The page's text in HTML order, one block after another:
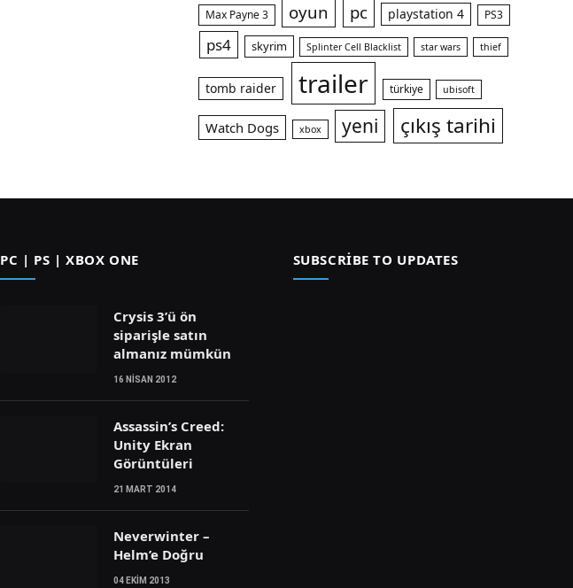
Max Payne 3 oyun pc playstation 4 PS3
ps4 skyrim Splinter Cell Blacklist star wars thief
tomb raider trailer türkiye ubisoft
Watch Dogs xbox yeni çıkış tarihi
PC | PS | XBOX ONE
Crysis 3’ü ön
siparişle satın
almanız mümkün
16 NISAN 2012
Assassin’s Creed:
Unity Ekran
Görüntüleri
21 MART 2014
Neverwinter –
Helm’e Doğru
04 EKIM 2013
SUBSCRIBE TO UPDATES